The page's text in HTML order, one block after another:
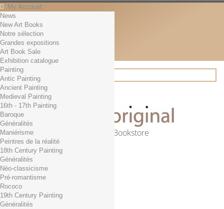
My Account
Contact
English
English
Français
News
Search
Online Art Bookstore
Cart (empty)
No products
Free shipping!
0,00 € Total
Check out
News
New Art Books
Notre sélection
Grandes expositions
Art Book Sale
Exhibition catalogue
Painting
Antic Painting
Ancient Painting
Medieval Painting
16th - 17th Painting
Baroque
Généralités
Maniérisme
Peintres de la réalité
18th Century Painting
Généralités
Néo-classicisme
Pré-romantisme
Rococo
19th Century Painting
Généralités